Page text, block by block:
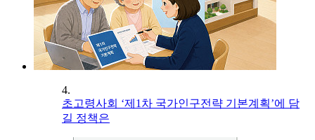
4.
초고령사회 ‘제1차 국가인구전략 기본계획’에 담
길 정책은